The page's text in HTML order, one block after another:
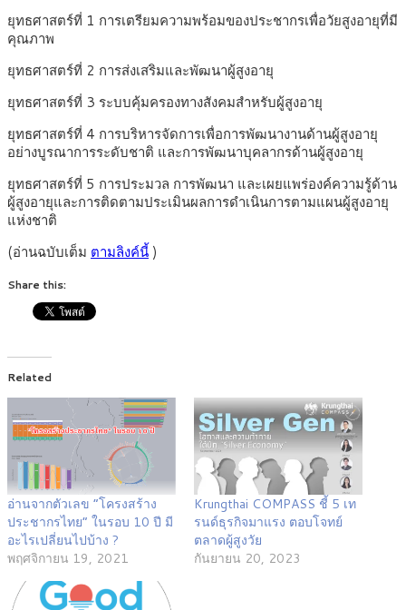
ยุทธศาสตร์ที่ 1 การเตรียมความพร้อมของประชากรเพื่อวัยสูงอายุที่มี
คุณภาพ
ยุทธศาสตร์ที่ 2 การส่งเสริมและพัฒนาผู้สูงอายุ
ยุทธศาสตร์ที่ 3 ระบบคุ้มครองทางสังคมสำหรับผู้สูงอายุ
ยุทธศาสตร์ที่ 4 การบริหารจัดการเพื่อการพัฒนางานด้านผู้สูงอายุ
อย่างบูรณาการระดับชาติ และการพัฒนาบุคลากรด้านผู้สูงอายุ
ยุทธศาสตร์ที่ 5 การประมวล การพัฒนา และเผยแพร่องค์ความรู้ด้าน
ผู้สูงอายุและการติดตามประเมินผลการดำเนินการตามแผนผู้สูงอายุ
แห่งชาติ
(อ่านฉบับเต็ม ตามลิงค์นี้ )
Share this:
Related
อ่านจากตัวเลข “โครงสร้าง
ประชากรไทย” ในรอบ 10 ปี มี
อะไรเปลี่ยนไปบ้าง ?
พฤศจิกายน 19, 2021
Krungthai COMPASS ชี้ 5 เท
รนด์ธุรกิจมาแรง ตอบโจทย์
ตลาดผู้สูงวัย
กันยายน 20, 2023